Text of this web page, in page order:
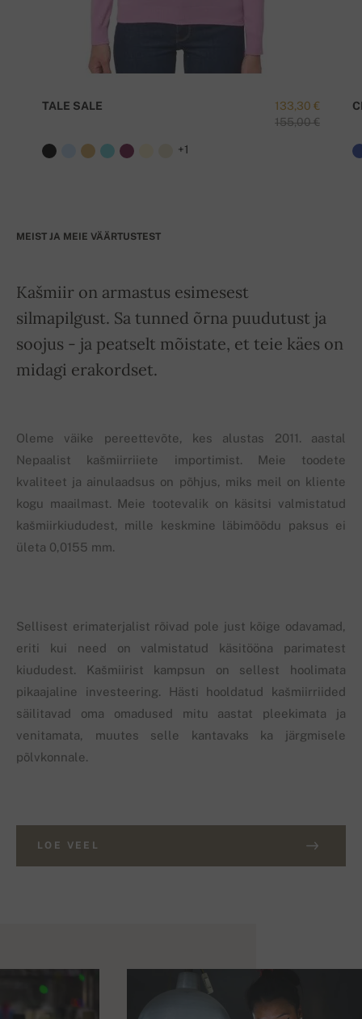
133,30 €
155,00 €
TALE SALE
+1
MEIST JA MEIE VÄÄRTUSTEST
Kašmiir on armastus esimesest
silmapilgust. Sa tunned õrna puudutust ja
soojus - ja peatselt mõistate, et teie käes on
midagi erakordset.
Oleme väike pereettevõte, kes alustas 2011. aastal
Nepaalist kašmiirriiete importimist. Meie toodete
kvaliteet ja ainulaadsus on põhjus, miks meil on kliente
kogu maailmast. Meie tootevalik on käsitsi valmistatud
kašmiirkiududest, mille keskmine läbimõõdu paksus ei
ületa 0,0155 mm.
Sellisest erimaterjalist rõivad pole just kõige odavamad,
eriti kui need on valmistatud käsitööna parimatest
kiududest. Kašmiirist kampsun on sellest hoolimata
pikaajaline investeering. Hästi hooldatud kašmiirriided
säilitavad oma omadused mitu aastat pleekimata ja
venitamata, muutes selle kantavaks ka järgmisele
põlvkonnale.
LOE VEEL